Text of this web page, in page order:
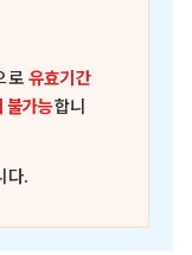
로유효기간
불가능합니
다.